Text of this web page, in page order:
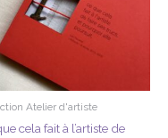
Atelier d'artiste
cela fait à l’artiste de